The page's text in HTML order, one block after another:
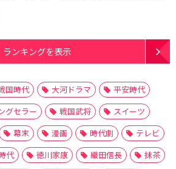
ランキングを表示
国時代 大河ドラマ
平安時代
グセラー 戦国武将
スイーツ
幕末 漫画 時代劇
テレビ
代 徳川家康 織田信長
抹茶